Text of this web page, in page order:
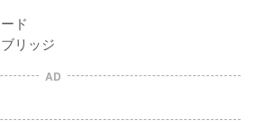
ド
リッジ
AD